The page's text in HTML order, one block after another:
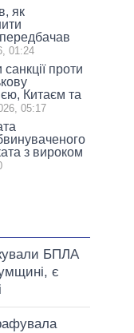
як
01:24
проти
Китаєм та
05:17
з вироком
БПЛА
є